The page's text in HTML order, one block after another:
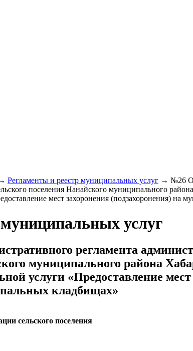
Регламенты и реестр муниципальных услуг → №26
поселения Нанайского муниципального
мест захоронения (подзахоронения) на
услуг
регламента
муниципального района
услуги «Предоставление мест
кладбищах»
сельского поселения